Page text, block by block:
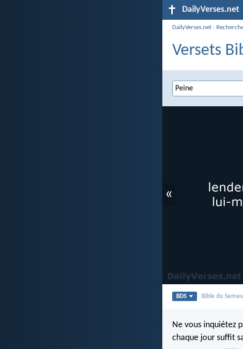
DailyVerses.net
DailyVerses.net ›
Versets
«
BDS Bible du
Ne vous inquiétez
chaque jour suffit